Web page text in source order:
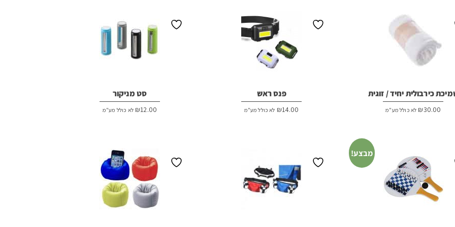
כירבולית יחיד / זוגית
₪30.00 לא כולל מע"מ
פנס ראש
₪14.00 לא כולל מע"מ
סט מניקור
₪12.00 לא כולל מע"מ
מבצע!